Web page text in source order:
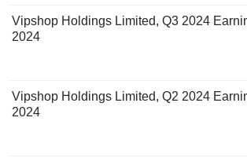
Vipshop Holdings Limited, Q3 2024
2024
Vipshop Holdings Limited, Q2 2024
2024